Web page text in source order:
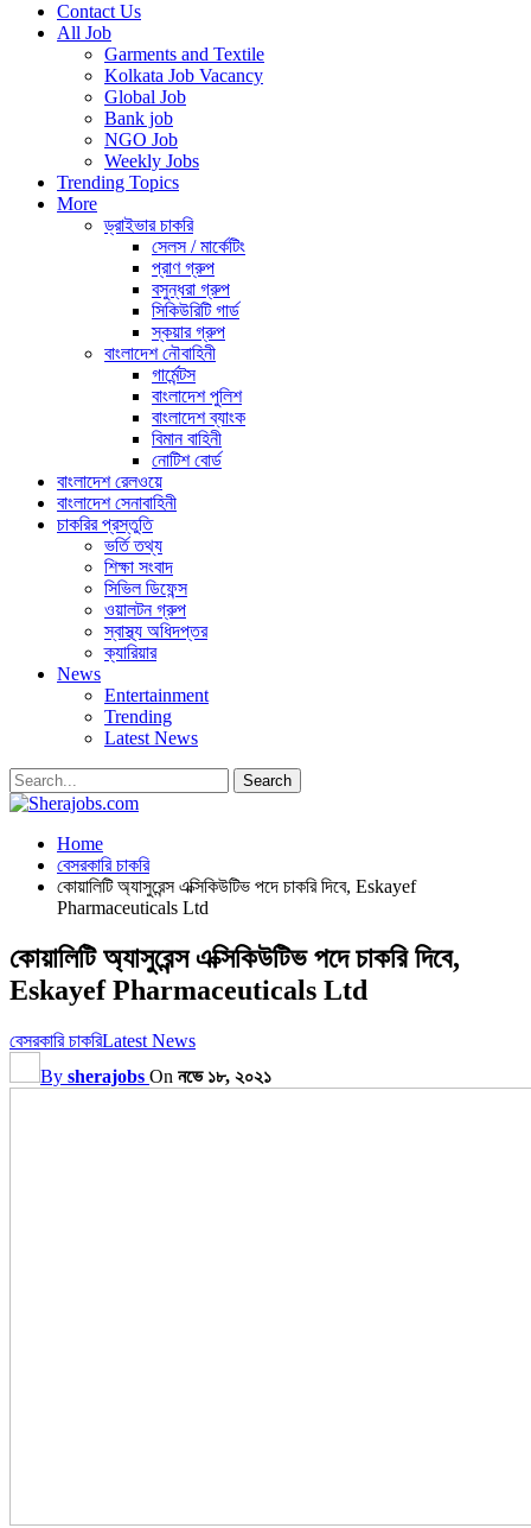
Contact Us
All Job
Garments and Textile
Kolkata Job Vacancy
Global Job
Bank job
NGO Job
Weekly Jobs
Trending Topics
More
ড্রাইভার চাকরি
সেলস / মার্কেটিং
প্রাণ গ্রুপ
বসুন্ধরা গ্রুপ
সিকিউরিটি গার্ড
স্কয়ার গ্রুপ
বাংলাদেশ নৌবাহিনী
গার্মেন্টস
বাংলাদেশ পুলিশ
বাংলাদেশ ব্যাংক
বিমান বাহিনী
নোটিশ বোর্ড
বাংলাদেশ রেলওয়ে
বাংলাদেশ সেনাবাহিনী
চাকরির প্রস্তুতি
ভর্তি তথ্য
শিক্ষা সংবাদ
সিভিল ডিফেন্স
ওয়ালটন গ্রুপ
স্বাস্থ্য অধিদপ্তর
ক্যারিয়ার
News
Entertainment
Trending
Latest News
Home
বেসরকারি চাকরি
কোয়ালিটি অ্যাসুরেন্স এক্সিকিউটিভ পদে চাকরি দিবে, Eskayef
Pharmaceuticals Ltd
কোয়ালিটি অ্যাসুরেন্স এক্সিকিউটিভ পদে চাকরি দিবে,
Eskayef Pharmaceuticals Ltd
বেসরকারি চাকরিLatest News
By sherajobs On নভে ১৮, ২০২১